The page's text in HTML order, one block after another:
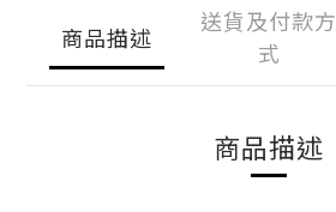
商品描述
送貨及付款方
式
商品描述